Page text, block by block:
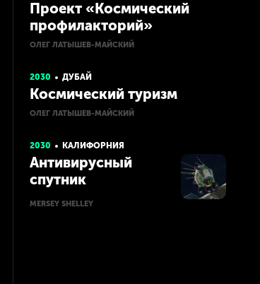
Проект «Космический
профилакторий»
ОЛЕГ ЛАТЫШЕВ-МАЙСКИЙ
2030 ДУБАЙ
Космический туризм
ОЛЕГ ЛАТЫШЕВ-МАЙСКИЙ
2030 КАЛИФОРНИЯ
Антивирусный
спутник
MERSEY SHELLEY